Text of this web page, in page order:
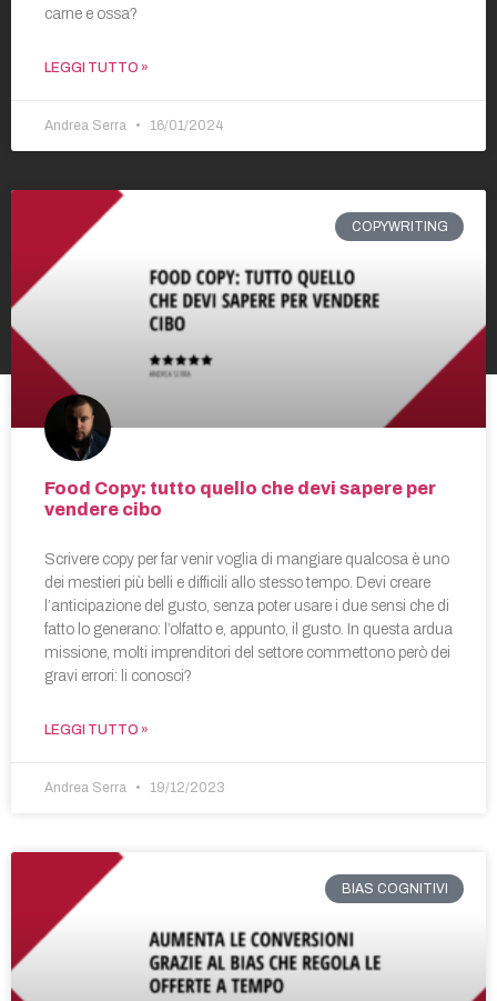
carne e ossa?
LEGGI TUTTO »
Andrea Serra 16/01/2024
COPYWRITING
Food Copy: tutto quello che devi sapere per
vendere cibo
Scrivere copy per far venir voglia di mangiare qualcosa è uno
dei mestieri più belli e difficili allo stesso tempo. Devi creare
l’anticipazione del gusto, senza poter usare i due sensi che di
fatto lo generano: l’olfatto e, appunto, il gusto. In questa ardua
missione, molti imprenditori del settore commettono però dei
gravi errori: li conosci?
LEGGI TUTTO »
Andrea Serra 19/12/2023
BIAS COGNITIVI